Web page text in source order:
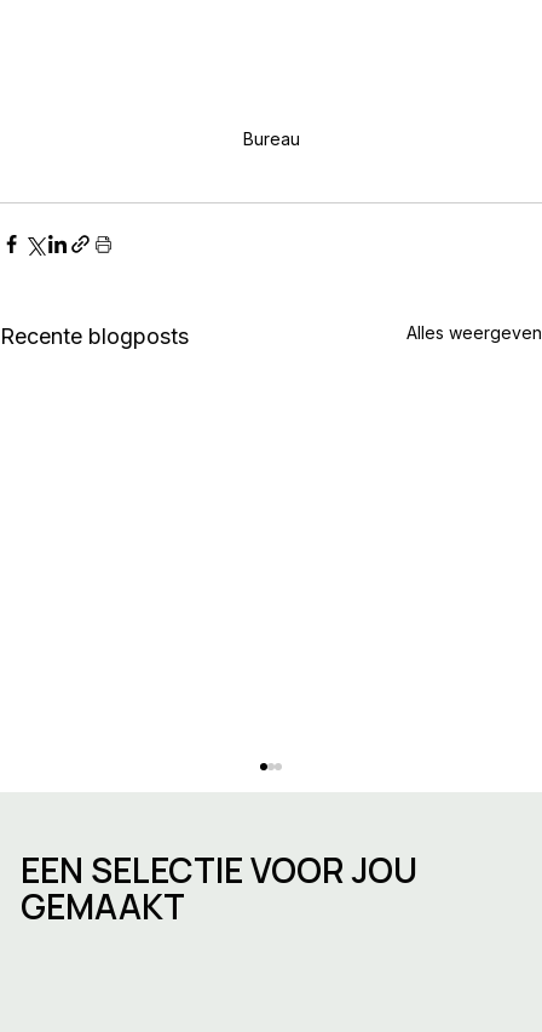
Bureau
Recente blogposts Alles weergeven
EEN SELECTIE VOOR JOU
GEMAAKT